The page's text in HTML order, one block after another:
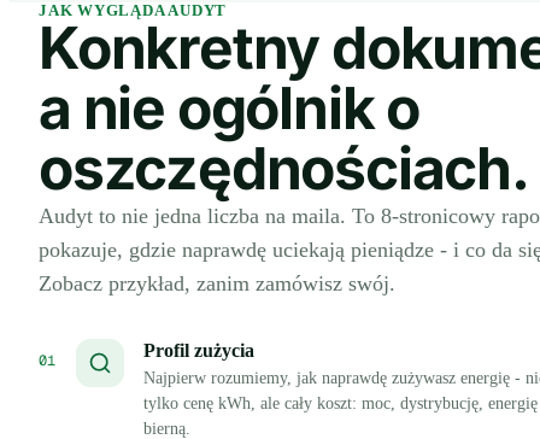
JAK WYGLĄDA AUDYT
Konkretny
a nie ogólnik o
oszczędnościach.
Audyt to nie jedna liczba na maila. To 8-stronicowy
pokazuje, gdzie naprawdę uciekają pieniądze - i co da
Zobacz przykład, zanim zamówisz swój.
01 Profil zużycia
Najpierw rozumiemy, jak naprawdę zużywasz energię -
tylko cenę kWh, ale cały koszt: moc, dystrybucję, energię
bierną.